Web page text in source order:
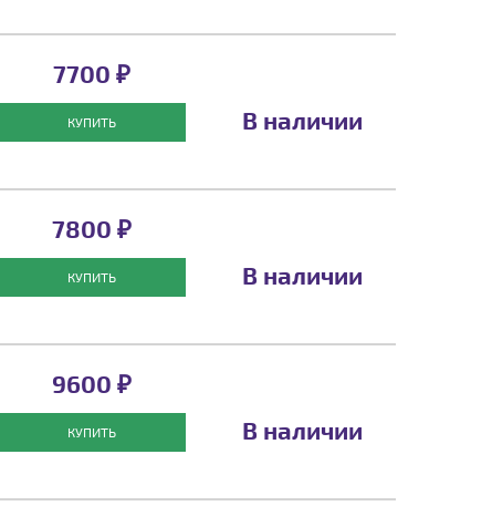
7700 ₽
КУПИТЬ В наличии
7800 ₽
КУПИТЬ В наличии
9600 ₽
КУПИТЬ В наличии